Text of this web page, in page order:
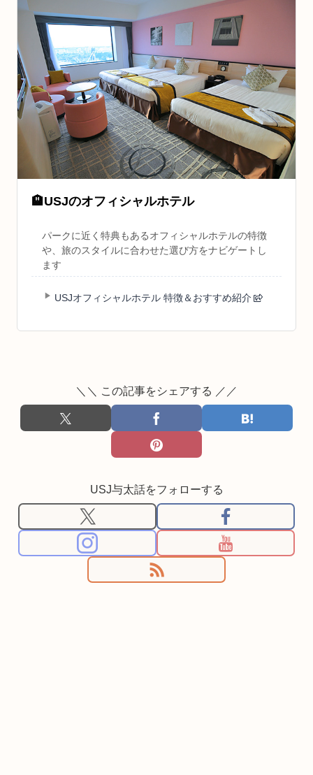
🏨USJのオフィシャルホテル
パークに近く特典もあるオフィシャルホテルの特徴
や、旅のスタイルに合わせた選び方をナビゲートし
ます
USJオフィシャルホテル 特徴＆おすすめ紹介
＼＼ この記事をシェアする ／／
USJ与太話をフォローする